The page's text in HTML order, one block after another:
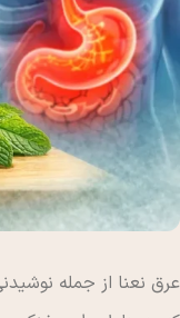
عرق نعنا از جمله